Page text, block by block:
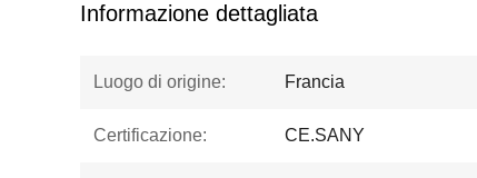
Informazione dettagliata
Luogo di origine: Francia
Certificazione: CE.SANY